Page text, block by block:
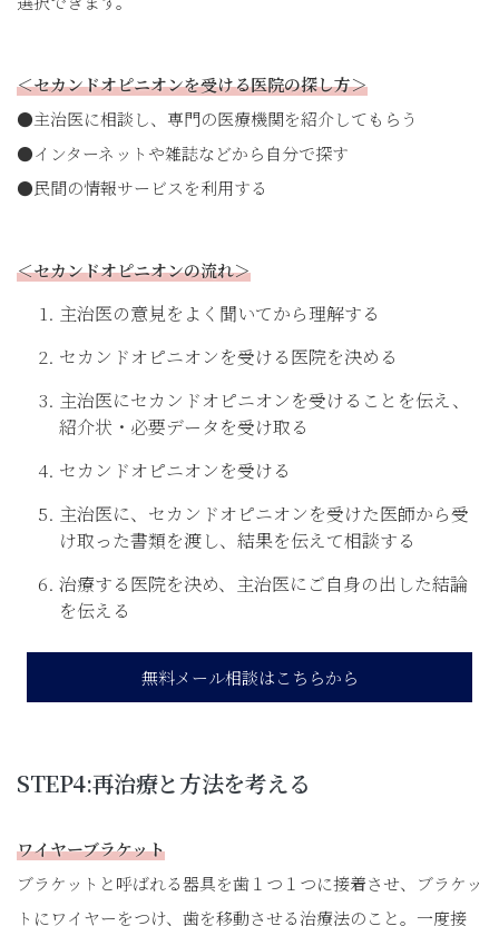
＜セカンドオピニオンを受ける医院の探し方＞
●主治医に相談し、専門の医療機関を紹介してもらう
●インターネットや雑誌などから自分で探す
●民間の情報サービスを利用する
＜セカンドオピニオンの流れ＞
主治医の意見をよく聞いてから理解する
セカンドオピニオンを受ける医院を決める
主治医にセカンドオピニオンを受けることを伝え、
紹介状・必要データを受け取る
セカンドオピニオンを受ける
主治医に、セカンドオピニオンを受けた医師から受
け取った書類を渡し、結果を伝えて相談する
治療する医院を決め、主治医にご自身の出した結論
を伝える
無料メール相談はこちらから
STEP4:再治療と方法を考える
ワイヤーブラケット
ブラケットと呼ばれる器具を歯１つ１つに接着させ、ブラケッ
トにワイヤーをつけ、歯を移動させる治療法のこと。一度接